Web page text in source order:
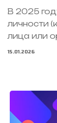
В 2025
личности
лица или
15.01.2026